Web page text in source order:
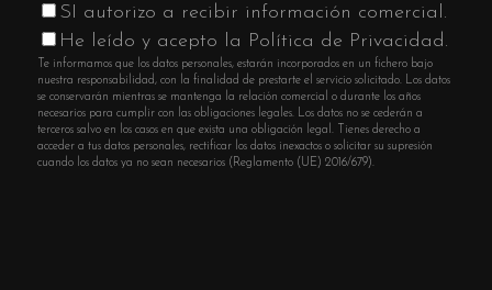
SI autorizo a recibir información comercial.
He leído y acepto la Política de Privacidad.
Te informamos que los datos personales, estarán incorporados en un fichero bajo
nuestra responsabilidad, con la finalidad de prestarte el servicio solicitado. Los datos
se conservarán mientras se mantenga la relación comercial o durante los años
necesarios para cumplir con las obligaciones legales. Los datos no se cederán a
terceros salvo en los casos en que exista una obligación legal. Tienes derecho a
acceder a tus datos personales, rectificar los datos inexactos o solicitar su supresión
cuando los datos ya no sean necesarios (Reglamento (UE) 2016/679).